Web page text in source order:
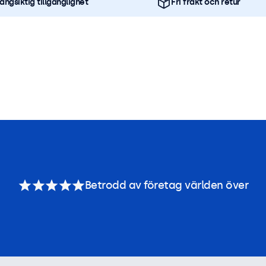
tillgänglighet Fri frakt och retur
Betrodd av företag världen över